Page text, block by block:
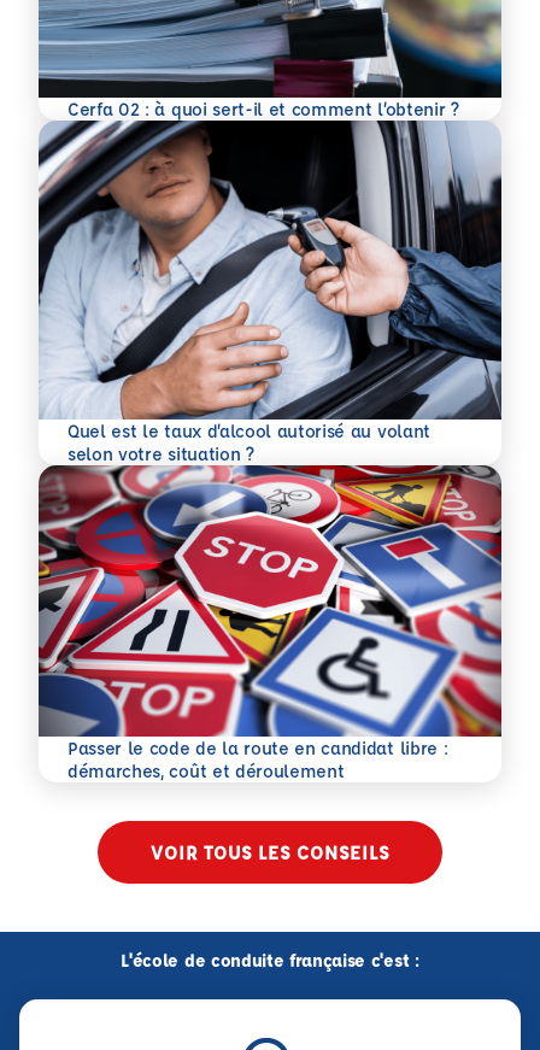
Cerfa 02 : à quoi sert-il et comment l’obtenir ?
En savoir plus
Quel est le taux d’alcool autorisé au volant
selon votre situation ?
En savoir plus
Passer le code de la route en candidat libre :
démarches, coût et déroulement
En savoir plus
VOIR TOUS LES CONSEILS
L'école de conduite française c'est :